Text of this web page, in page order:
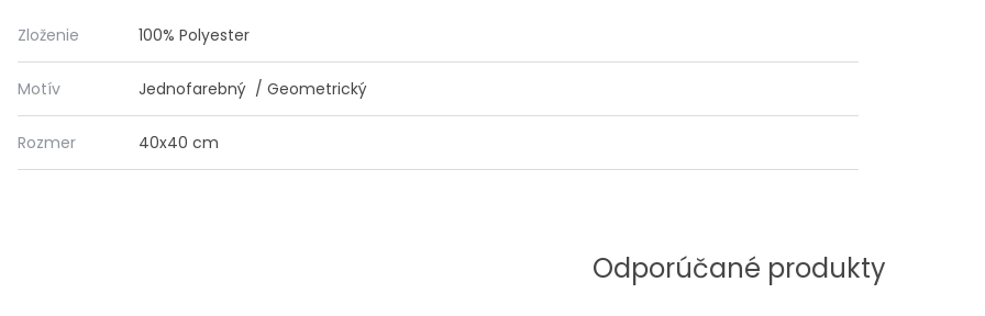
Zloženie 100% Polyester
Motív Jednofarebný / Geometrický
Rozmer 40x40 cm
Odporúčané produkty